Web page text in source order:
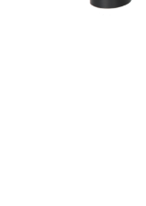
ÉCORESPONSABLE